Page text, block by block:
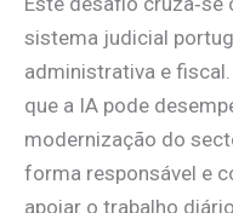
sistema judicial
administrativa e
que a IA pode
modernização do
forma responsável e
apoiar o trabalho